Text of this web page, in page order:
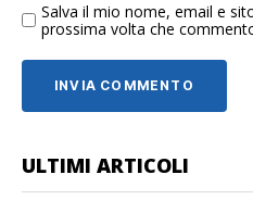
Salva il mio nome, email e
prossima volta che
ULTIMI ARTICOLI